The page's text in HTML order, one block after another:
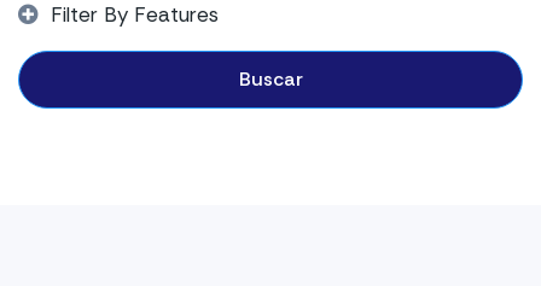
Filter By Features
Buscar